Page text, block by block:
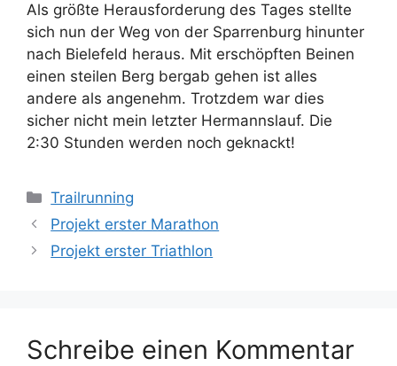
Als größte Herausforderung des Tages stellte
sich nun der Weg von der Sparrenburg hinunter
nach Bielefeld heraus. Mit erschöpften Beinen
einen steilen Berg bergab gehen ist alles
andere als angenehm. Trotzdem war dies
sicher nicht mein letzter Hermannslauf. Die
2:30 Stunden werden noch geknackt!
Kategorien
Trailrunning
Projekt erster Marathon
Projekt erster Triathlon
Schreibe einen Kommentar